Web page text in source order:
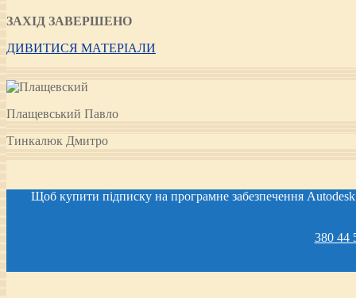
ЗАХІД ЗАВЕРШЕНО
ДИВИТИСЯ МАТЕРІАЛИ
Плащевський Павло
Тинкалюк Дмитро
Щоб купити підписку на програмне забезпечення
380 44